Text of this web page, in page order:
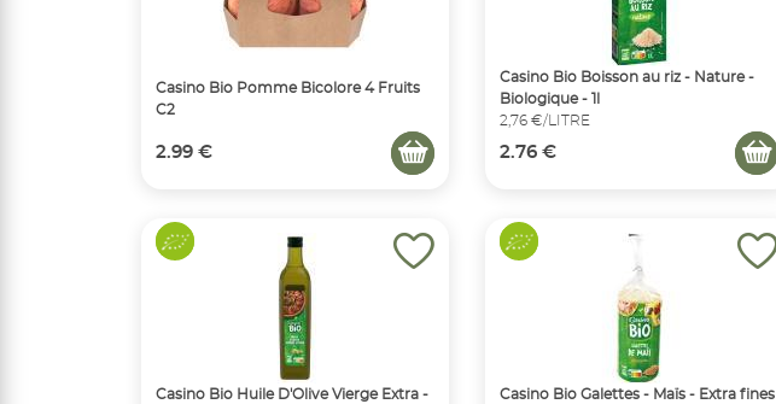
Casino Bio Pomme Bicolore 4 Fruits
C2
2.99 €
Casino Bio Boisson au riz - Nature -
Biologique - 1l
2,76 €/LITRE
2.76 €
Casino Bio Huile D'Olive Vierge Extra -
Casino Bio Galettes - Maïs - Extra fines